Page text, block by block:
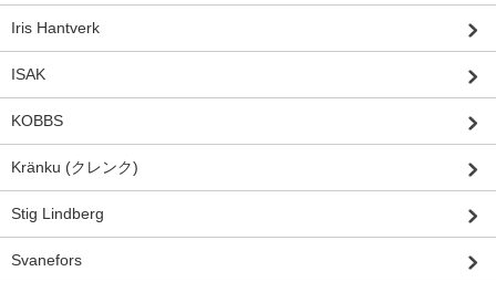
Iris Hantverk
ISAK
KOBBS
Kränku (クレンク)
Stig Lindberg
Svanefors